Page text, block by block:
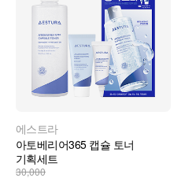
에스트라
아토베리어365 캡슐 토너
기획세트
30,000